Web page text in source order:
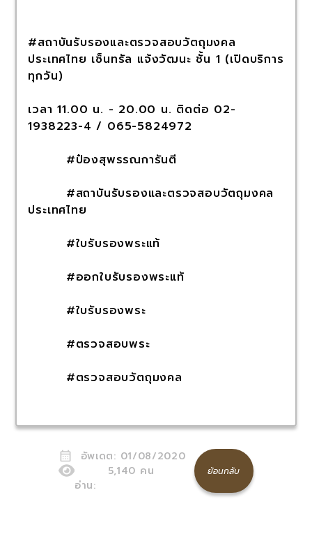
#สถาบันรับรองและตรวจสอบวัตถุมงคล
ประเทศไทย เซ็นทรัล แจ้งวัฒนะ ชั้น 1 (เปิดบริการ
ทุกวัน)
เวลา 11.00 น. - 20.00 น. ติดต่อ 02-
1938223-4 / 065-5824972
#ป๋องสุพรรณการันตี
#สถาบันรับรองและตรวจสอบวัตถุมงคล
ประเทศไทย
#ใบรับรองพระแท้
#ออกใบรับรองพระแท้
#ใบรับรองพระ
#ตรวจสอบพระ
#ตรวจสอบวัตถุมงคล
อัพเดต: 01/08/2020
อ่าน:
5,140 คน ย้อนกลับ